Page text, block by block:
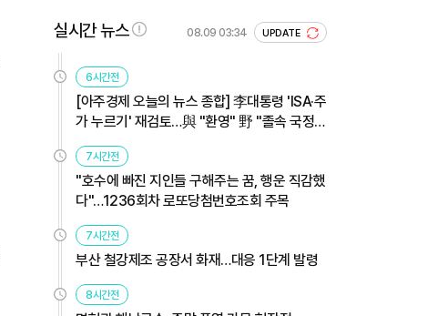
실시간 뉴스 08.09 03:34 UPDATE
6시간전
[아주경제 오늘의 뉴스 종합] 李대통령 'ISA·주
가 누르기' 재검토…與 "환영" 野 "졸속 국정"
外
7시간전
"호수에 빠진 지인들 구해주는 꿈, 행운 직감했
다"…1236회차 로또당첨번호조회 주목
7시간전
부산 철강제조 공장서 화재…대응 1단계 발령
8시간전